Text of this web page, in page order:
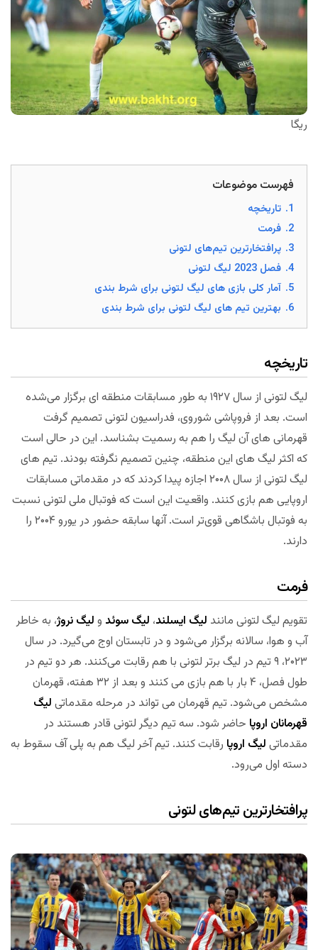
ریگا
فهرست موضوعات
1. تاریخچه
2. فرمت
3. پرافتخارترین تیم‌های لتونی
4. فصل 2023 لیگ لتونی
5. آمار کلی بازی های لیگ لتونی برای شرط بندی
6. بهترین تیم های لیگ لتونی برای شرط بندی
تاریخچه
لیگ لتونی از سال ۱۹۲۷ به طور مسابقات منطقه ای برگزار می‌شده
است. بعد از فروپاشی شوروی، فدراسیون لتونی تصمیم گرفت
قهرمانی های آن لیگ را هم به رسمیت بشناسد. این در حالی است
که اکثر لیگ های این منطقه، چنین تصمیم نگرفته بودند. تیم های
لیگ لتونی از سال ۲۰۰۸ اجازه پیدا کردند که در مقدماتی مسابقات
اروپایی هم بازی کنند. واقعیت این است که فوتبال ملی لتونی نسبت
به فوتبال باشگاهی قوی‌تر است. آنها سابقه حضور در یورو ۲۰۰۴ را
دارند.
فرمت
تقویم لیگ لتونی مانند لیگ ایسلند، لیگ سوئد و لیگ نروژ، به خاطر
آب و هوا، سالانه برگزار می‌شود و در تابستان اوج می‌گیرد. در سال
۲۰۲۳، ۹ تیم در لیگ برتر لتونی با هم رقابت می‌کنند. هر دو تیم در
طول فصل، ۴ بار با هم بازی می کنند و بعد از ۳۲ هفته، قهرمان
مشخص می‌شود. تیم قهرمان می تواند در مرحله مقدماتی لیگ
قهرمانان اروپا حاضر شود. سه تیم دیگر لتونی قادر هستند در
مقدماتی لیگ اروپا رقابت کنند. تیم آخر لیگ هم به پلی آف سقوط به
دسته اول می‌رود.
پرافتخارترین تیم‌های لتونی